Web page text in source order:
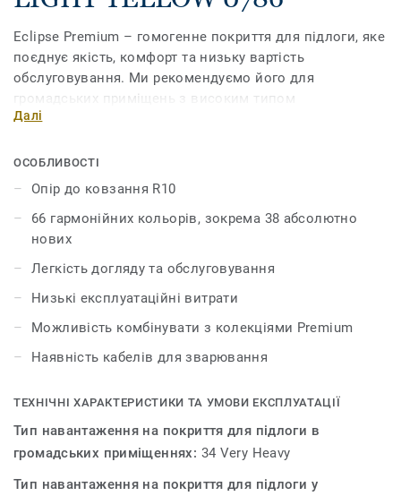
Eclipse Premium – гомогенне покриття для підлоги, яке
поєднує якість, комфорт та низьку вартість
обслуговування. Ми рекомендуємо його для
громадських приміщень з високим типом
навантаження на підлогу, зокрема для навчальних та
підсилює міцність покриття і полегшує догляд за ним.
Колекція Eclipse Premium нараховує 66 кольорів і
легко поєднується з іншими продуктами та
аксесуарами групи Premium.
Далі
ОСОБЛИВОСТІ
Опір до ковзання R10
66 гармонійних кольорів, зокрема 38 абсолютно
нових
Легкість догляду та обслуговування
Низькі експлуатаційні витрати
Можливість комбінувати з колекціями Premium
Наявність кабелів для зварювання
ТЕХНІЧНІ ХАРАКТЕРИСТИКИ ТА УМОВИ ЕКСПЛУАТАЦІЇ
Тип навантаження на покриття для підлоги в
громадських приміщеннях: 34 Very Heavy
Тип навантаження на покриття для підлоги у